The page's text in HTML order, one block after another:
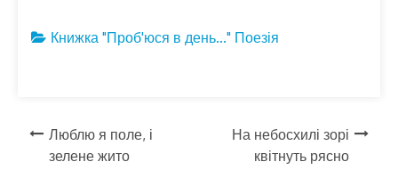
e
o
k
itte er se
er
Книжка "Проб'юся в день..." Поезія
Навігація
Люблю я поле, і
зелене жито
На небосхилі зорі
квітнуть рясно